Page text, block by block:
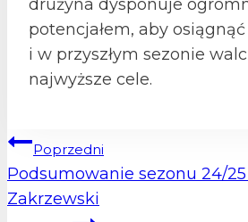
drużyna dysponuje
potencjałem, aby
i w przyszłym sezonie
najwyższe cele.
NAWIGACJA
WPISU
Poprzedni
Podsumowanie sezonu 24/25
Zakrzewski